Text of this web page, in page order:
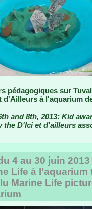
pédagogiques sur
d'Ailleurs à l'aquarium
and 8th, 2013: Kid
the D'Ici et d'ailleurs
4 au 30 juin
Life à
Marine Life